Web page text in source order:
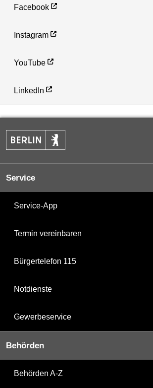
Facebook
Instagram
YouTube
LinkedIn
Service
Service-App
Termin vereinbaren
Bürgertelefon 115
Notdienste
Gewerbeservice
Behörden
Behörden A-Z